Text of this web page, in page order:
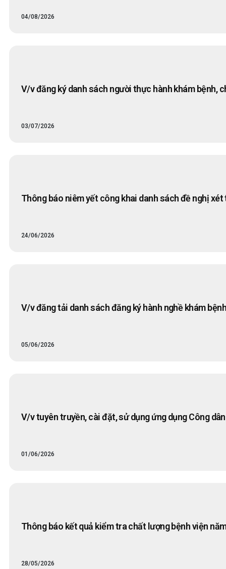
04/08/2026
V/v đăng ký danh sách người thực hành khám bệnh,
03/07/2026
Thông báo niêm yết công khai danh sách đề nghị
24/06/2026
V/v đăng tải danh sách đăng ký hành nghề khám
05/06/2026
V/v tuyên truyền, cài đặt, sử dụng ứng dụng Công
01/06/2026
Thông báo kết quả kiểm tra chất lượng bệnh viện
28/05/2026